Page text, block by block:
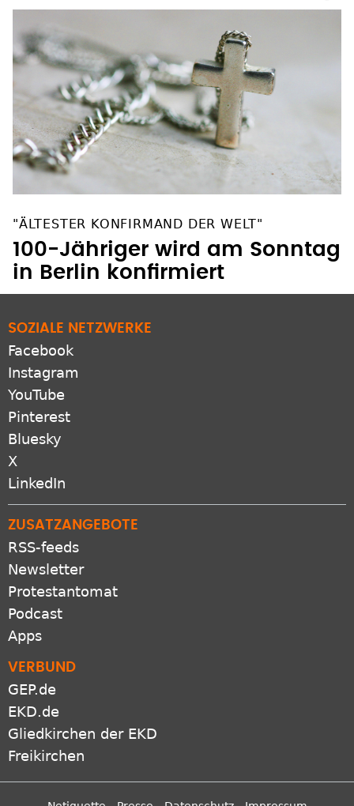
"ÄLTESTER KONFIRMAND DER WELT"
100-Jähriger wird am Sonntag
in Berlin konfirmiert
SOZIALE NETZWERKE
Facebook
Instagram
YouTube
Pinterest
Bluesky
X
LinkedIn
ZUSATZANGEBOTE
RSS-feeds
Newsletter
Protestantomat
Podcast
Apps
VERBUND
GEP.de
EKD.de
Gliedkirchen der EKD
Freikirchen